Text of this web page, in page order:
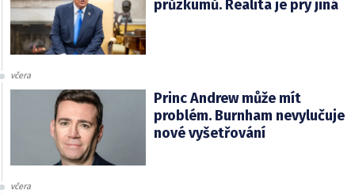
průzkumů. Realita je prý jiná
včera
Princ Andrew může mít
problém. Burnham nevylučuje
nové vyšetřování
včera